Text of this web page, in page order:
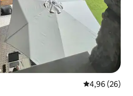
4,96 de uma
4,96 (26)